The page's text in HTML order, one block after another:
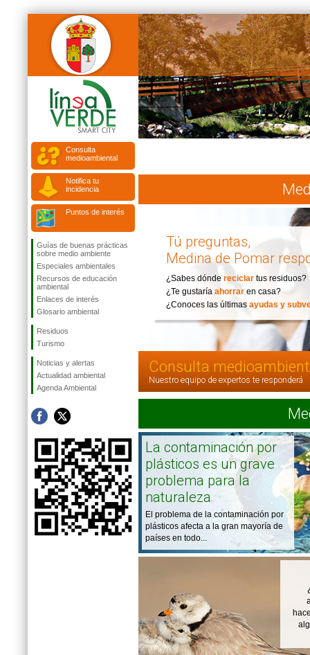
Consulta
medioambiental
Notifica tu
incidencia
Puntos de interés
Guías de buenas prácticas
sobre medio ambiente
Especiales ambientales
Recursos de educación
ambiental
Enlaces de interés
Glosario ambiental
Residuos
Turismo
Noticias y alertas
Actualidad ambiental
Agenda Ambiental
Tú preguntas,
Medina de Pomar
¿Sabes dónde reciclar tus residuos?
¿Te gustaría ahorrar en casa?
¿Conoces las últimas ayudas y
Consulta
Nuestro equipo de expertos te responderá
La contaminación por
plásticos es un grave
problema para la
naturaleza
El problema de la contaminación por
plásticos afecta a la gran mayoría de
países en todo...